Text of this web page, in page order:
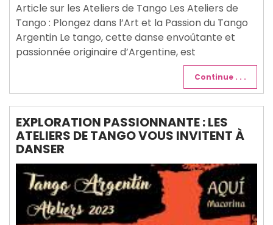
Article sur les Ateliers de Tango Les Ateliers de
Tango : Plongez dans l’Art et la Passion du Tango
Argentin Le tango, cette danse envoûtante et
passionnée originaire d’Argentine, est
Continue . . .
EXPLORATION PASSIONNANTE : LES
ATELIERS DE TANGO VOUS INVITENT À
DANSER